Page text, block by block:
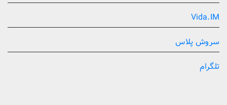
Vida.IM
سروش پلاس
تلگرام